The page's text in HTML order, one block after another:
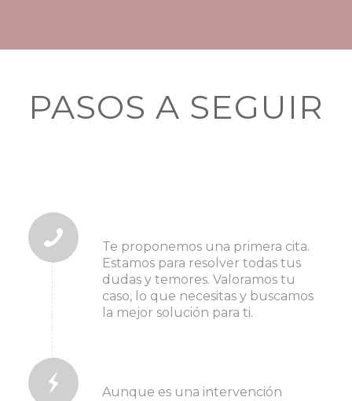
PASOS A SEGUIR
Te proponemos una primera cita.
Estamos para resolver todas tus
dudas y temores. Valoramos tu
caso, lo que necesitas y buscamos
la mejor solución para ti.
Aunque es una intervención